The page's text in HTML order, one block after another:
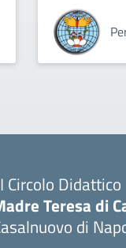
Circolo Didattico
Teresa di
di